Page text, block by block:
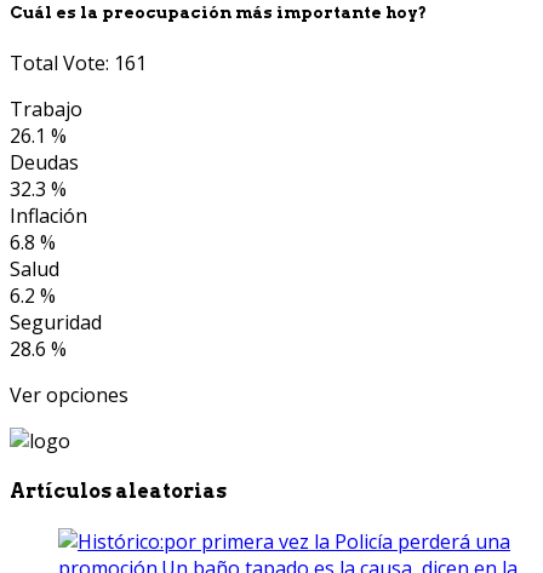
Cuál es la preocupación más importante hoy?
Total Vote: 161
Trabajo
26.1 %
Deudas
32.3 %
Inflación
6.8 %
Salud
6.2 %
Seguridad
28.6 %
Ver opciones
Artículos aleatorias